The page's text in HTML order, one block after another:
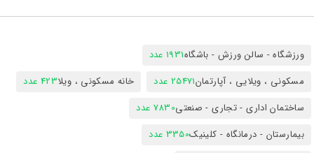
ورزشگاه - سالن ورزش - باشگاه1931 عدد
مسکونی ، ویلایی ، آپارتمان25471 عدد خانه مسکونی ، ویلا423 عدد
ساختمان اداری - تجاری - صنعتی7830 عدد
بیمارستان - درمانگاه - کلینیک3350 عدد